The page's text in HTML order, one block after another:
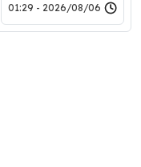
2026/08/06 - 01:29